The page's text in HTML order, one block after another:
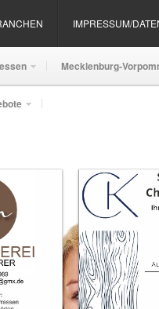
IMPRESSUM/
Mecklenburg-